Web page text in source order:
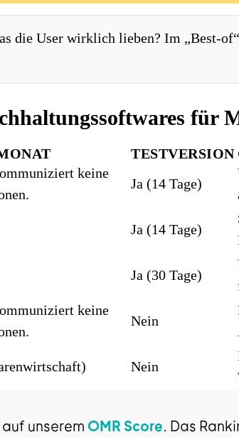
die User wirklich lieben? Im „Best-
für
TESTVERSION
keine
Ja (14 Tage)
Ja (14 Tage)
Ja (30 Tage)
keine
Nein
Nein
unseremOMR Score. Das